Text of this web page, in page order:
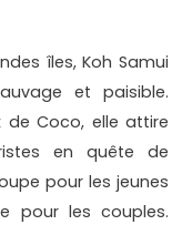
îles, Koh Samui
et paisible.
de Coco, elle attire
en quête de
pour les jeunes
pour les couples.